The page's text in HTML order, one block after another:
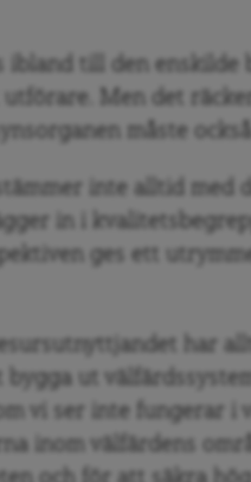
till den enskilde
Men det
måste
inte alltid med
in i
ges ett
har
ut
vi ser inte fungerar i
inom välfärdens